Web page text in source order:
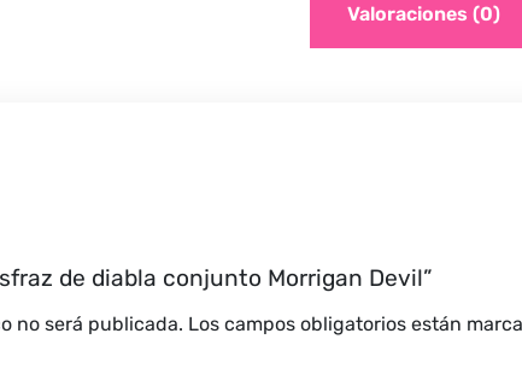
Valoraciones (0)
de diabla conjunto Morrigan Devil”
no será publicada. Los campos obligatorios están